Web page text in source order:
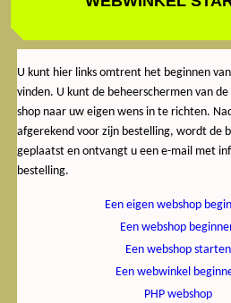
U kunt hier links omtrent het beginnen
vinden. U kunt de beheerschermen van
shop naar uw eigen wens in te richten.
afgerekend voor zijn bestelling, wordt de
geplaatst en ontvangt u een e-mail met
bestelling.
Een eigen webshop
Een webshop
Een webshop starten
Een webwinkel
PHP webshop